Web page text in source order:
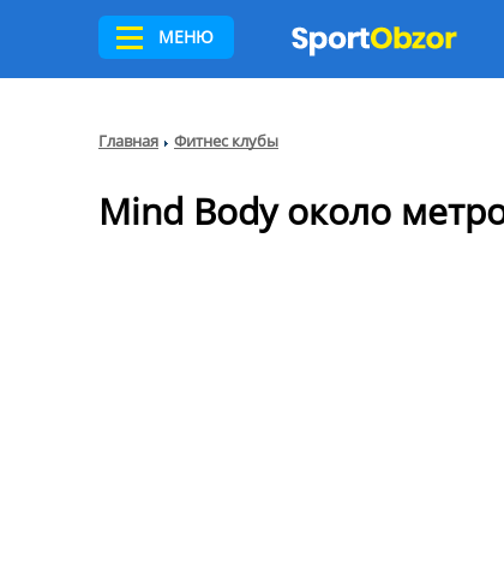
МЕНЮ
Главная Фитнес клубы
Mind Body около